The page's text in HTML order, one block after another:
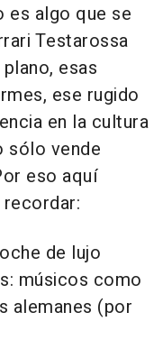
es algo que se
Testarossa
esas
ese rugido
en la cultura
sólo vende
eso aquí
de lujo
músicos como
alemanes (por